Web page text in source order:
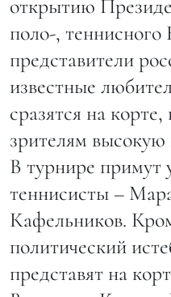
открытию
поло-,
представители
известные
сразятся на
зрителям высокую
В турнире примут
теннисисты –
Кафельников.
политический
представят на